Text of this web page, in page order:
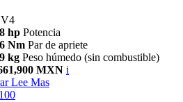
hp Potencia
Nm Par de apriete
kg Peso húmedo (sin combustible)
MXN i
Lee Mas